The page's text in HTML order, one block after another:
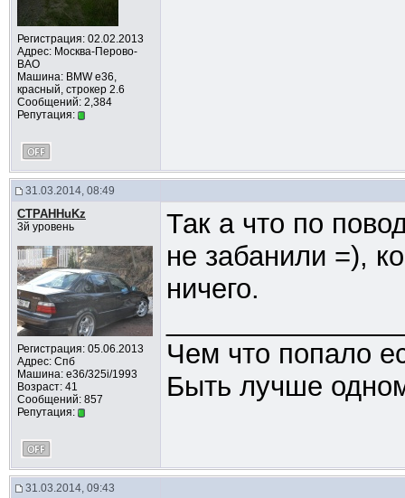
Регистрация: 02.02.2013
Адрес: Москва-Перово-
ВАО
Машина: BMW e36,
красный, строкер 2.6
Сообщений: 2,384
Репутация:
31.03.2014, 08:49
CTPAHHuKz
3й уровень
Регистрация: 05.06.2013
Адрес: Спб
Машина: e36/325i/1993
Возраст: 41
Сообщений: 857
Репутация:
Так а что по
не забанили =),
ничего.
Чем что попало
Быть лучше
31.03.2014, 09:43